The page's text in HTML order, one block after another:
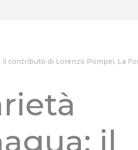
il contributo di Lorenzo Pompei, La
il